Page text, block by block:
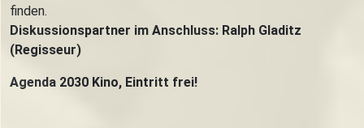
finden.
Diskussionspartner im Anschluss: Ralph Gladitz
(Regisseur)
Agenda 2030 Kino, Eintritt frei!